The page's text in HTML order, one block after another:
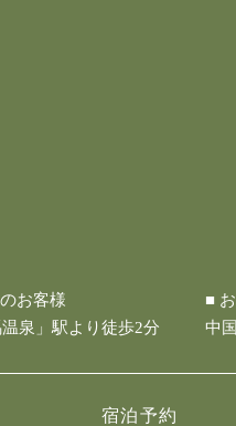
お客様
泉」駅より徒歩2分
■
中
宿泊予約